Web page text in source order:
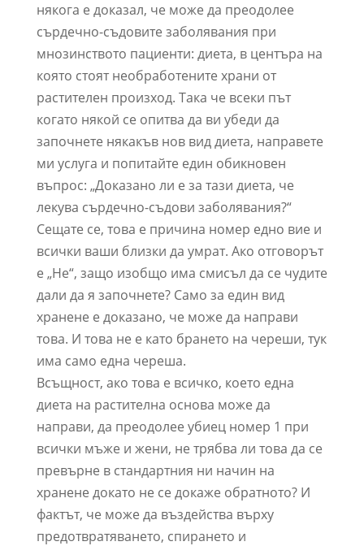
някога е доказал, че може да преодолее
сърдечно-съдовите заболявания при
мнозинството пациенти: диета, в центъра на
която стоят необработените храни от
растителен произход. Така че всеки път
когато някой се опитва да ви убеди да
започнете някакъв нов вид диета, направете
ми услуга и попитайте един обикновен
въпрос: „Доказано ли е за тази диета, че
лекува сърдечно-съдови заболявания?“
Сещате се, това е причина номер едно вие и
всички ваши близки да умрат. Ако отговорът
е „Не“, защо изобщо има смисъл да се чудите
дали да я започнете? Само за един вид
хранене е доказано, че може да направи
това. И това не е като брането на череши, тук
има само една череша.
Всъщност, ако това е всичко, което една
диета на растителна основа може да
направи, да преодолее убиец номер 1 при
всички мъже и жени, не трябва ли това да се
превърне в стандартния ни начин на
хранене докато не се докаже обратното? И
фактът, че може да въздейства върху
предотвратяването, спирането и